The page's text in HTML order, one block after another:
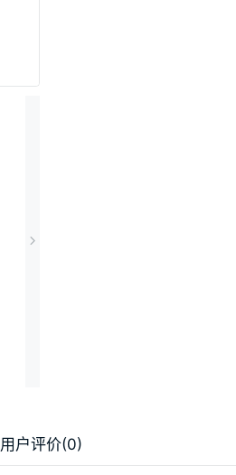
用户评价(0)